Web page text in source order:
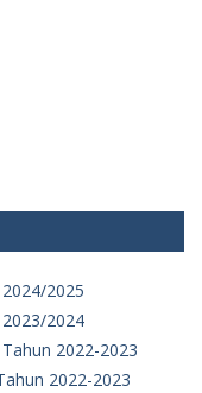
2025
2024
2022-2023
2022-2023